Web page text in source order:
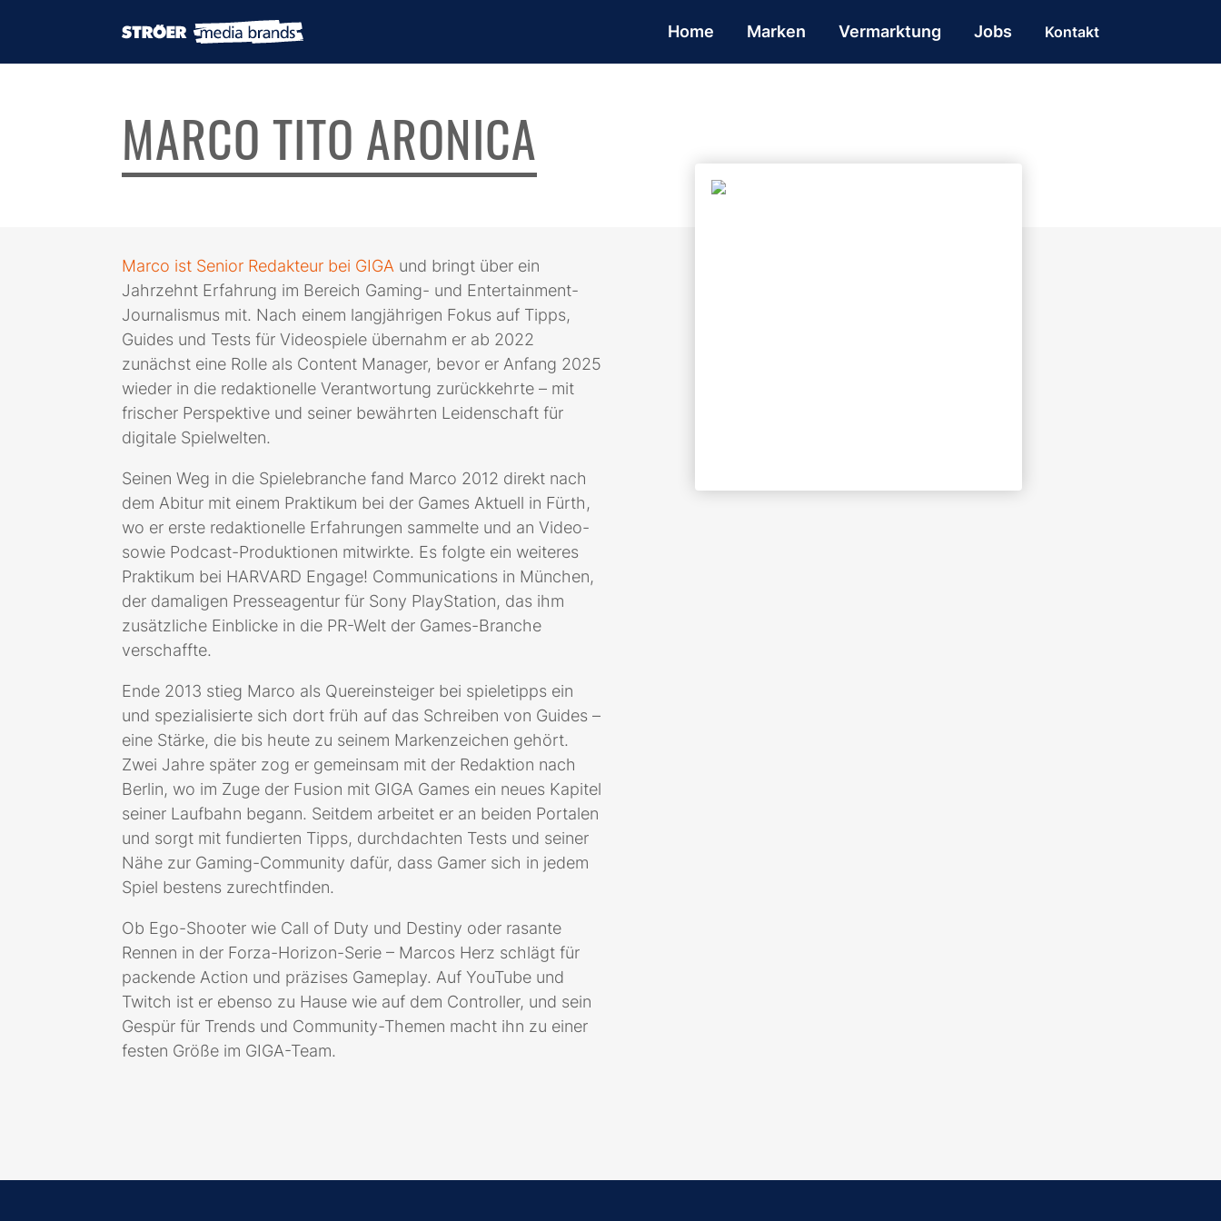
Home Marken Vermarktung Jobs Kontakt
MARCO TITO ARONICA
Seinen Weg in die Spielebranche fand Marco 2012 direkt nach
dem Abitur mit einem Praktikum bei der Games Aktuell in Fürth,
wo er erste redaktionelle Erfahrungen sammelte und an Video-
sowie Podcast-Produktionen mitwirkte. Es folgte ein weiteres
Praktikum bei HARVARD Engage! Communications in München,
der damaligen Presseagentur für Sony PlayStation, das ihm
zusätzliche Einblicke in die PR-Welt der Games-Branche
verschaffte.
Ende 2013 stieg Marco als Quereinsteiger bei spieletipps ein
und spezialisierte sich dort früh auf das Schreiben von Guides –
eine Stärke, die bis heute zu seinem Markenzeichen gehört.
Zwei Jahre später zog er gemeinsam mit der Redaktion nach
Berlin, wo im Zuge der Fusion mit GIGA Games ein neues Kapitel
seiner Laufbahn begann. Seitdem arbeitet er an beiden Portalen
und sorgt mit fundierten Tipps, durchdachten Tests und seiner
Nähe zur Gaming-Community dafür, dass Gamer sich in jedem
Spiel bestens zurechtfinden.
Ob Ego-Shooter wie Call of Duty und Destiny oder rasante
Rennen in der Forza-Horizon-Serie – Marcos Herz schlägt für
packende Action und präzises Gameplay. Auf YouTube und
Twitch ist er ebenso zu Hause wie auf dem Controller, und sein
Gespür für Trends und Community-Themen macht ihn zu einer
festen Größe im GIGA-Team.
Marco ist Senior Redakteur bei GIGA und bringt über ein
Jahrzehnt Erfahrung im Bereich Gaming- und Entertainment-
Journalismus mit. Nach einem langjährigen Fokus auf Tipps,
Guides und Tests für Videospiele übernahm er ab 2022
zunächst eine Rolle als Content Manager, bevor er Anfang 2025
wieder in die redaktionelle Verantwortung zurückkehrte – mit
frischer Perspektive und seiner bewährten Leidenschaft für
digitale Spielwelten.